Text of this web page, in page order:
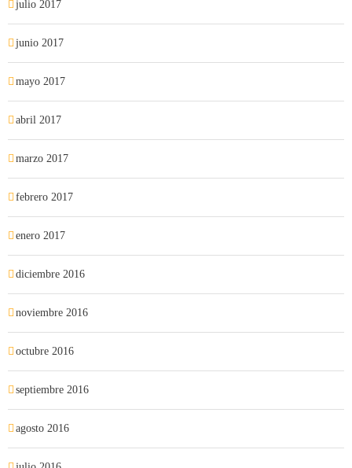
julio 2017
junio 2017
mayo 2017
abril 2017
marzo 2017
febrero 2017
enero 2017
diciembre 2016
noviembre 2016
octubre 2016
septiembre 2016
agosto 2016